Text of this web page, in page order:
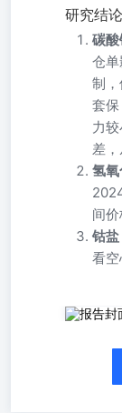
研究结论
碳
仓
制
套
力
差，
氢
间价
钴盐
看空
研究院新
偏高。
量为